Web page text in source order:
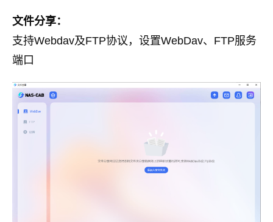
文件分享：
支持Webdav及FTP协议，设置WebDav、FTP服务
端口